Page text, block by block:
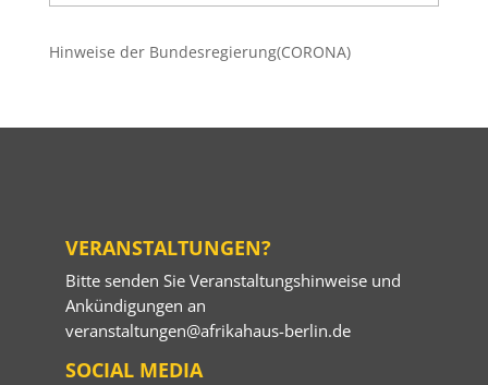
Beiträge
Hinweise der Bundesregierung(CORONA)
VERANSTALTUNGEN?
Bitte senden Sie Veranstaltungshinweise und
Ankündigungen an
veranstaltungen@afrikahaus-berlin.de
SOCIAL MEDIA